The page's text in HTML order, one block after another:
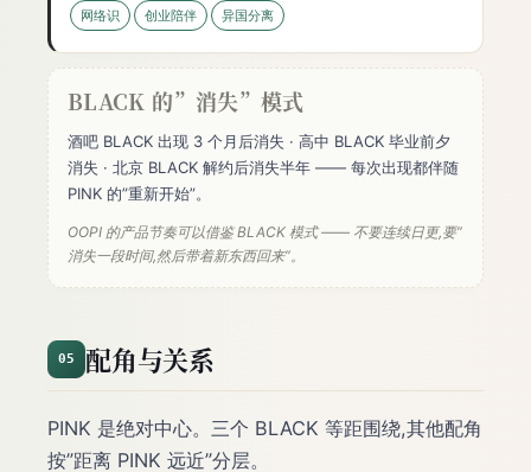
网络识 创业陪伴 异国分离
BLACK 的”消失”模式
酒吧 BLACK 出现 3 个月后消失 · 高中 BLACK 毕业前夕
消失 · 北京 BLACK 解约后消失半年 —— 每次出现都伴随
PINK 的”重新开始”。
OOPI 的产品节奏可以借鉴 BLACK 模式 —— 不要连续日更,要”
消失一段时间,然后带着新东西回来”。
05 配角与关系
PINK 是绝对中心。三个 BLACK 等距围绕,其他配角
按”距离 PINK 远近”分层。